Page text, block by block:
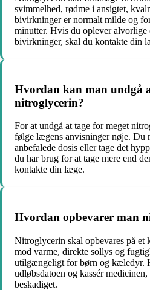
svimmelhed, rødme i ansigtet,
bivirkninger er normalt milde og
minutter. Hvis du oplever alvorlige
bivirkninger, skal du kontakte din
Hvordan kan man undgå
nitroglycerin?
For at undgå at tage for meget
følge lægens anvisninger nøje. Du
anbefalede dosis eller tage det
du har brug for at tage mere end
kontakte din læge.
Hvordan opbevarer man
Nitroglycerin skal opbevares på et
mod varme, direkte sollys og
utilgængeligt for børn og kæledyr.
udløbsdatoen og kassér
beskadiget.